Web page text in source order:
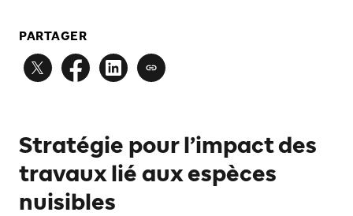
PARTAGER
Stratégie pour l’impact des
travaux lié aux espèces
nuisibles